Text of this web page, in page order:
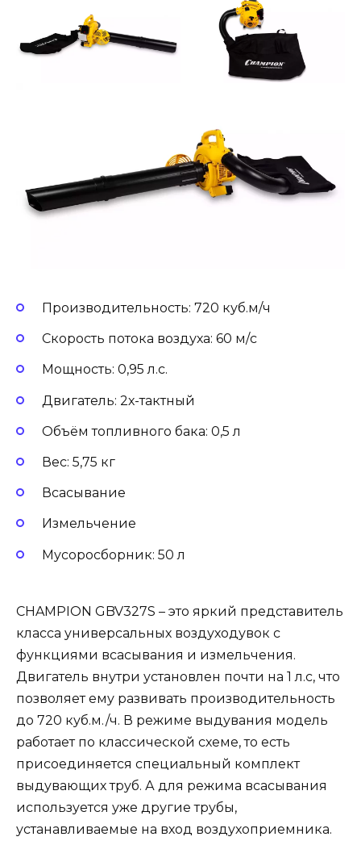
Производительность: 720 куб.м/ч
Скорость потока воздуха: 60 м/с
Мощность: 0,95 л.с.
Двигатель: 2х-тактный
Объём топливного бака: 0,5 л
Вес: 5,75 кг
Всасывание
Измельчение
Мусоросборник: 50 л
CHAMPION GBV327S – это яркий представитель
класса универсальных воздуходувок с
функциями всасывания и измельчения.
Двигатель внутри установлен почти на 1 л.с, что
позволяет ему развивать производительность
до 720 куб.м./ч. В режиме выдувания модель
работает по классической схеме, то есть
присоединяется специальный комплект
выдувающих труб. А для режима всасывания
используется уже другие трубы,
устанавливаемые на вход воздухоприемника.